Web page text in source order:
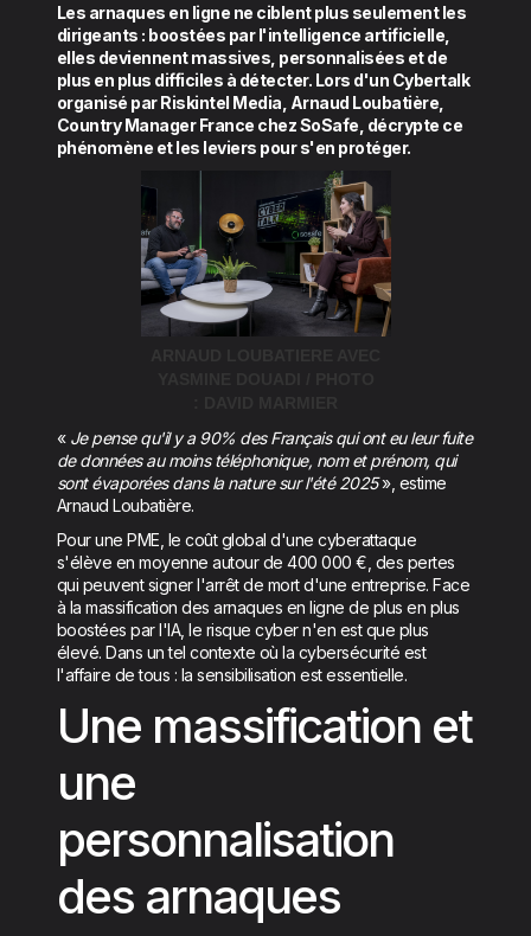
Les arnaques en ligne ne ciblent plus seulement les
dirigeants : boostées par l'intelligence artificielle,
elles deviennent massives, personnalisées et de
plus en plus difficiles à détecter. Lors d'un Cybertalk
organisé par Riskintel Media, Arnaud Loubatière,
Country Manager France chez SoSafe, décrypte ce
phénomène et les leviers pour s'en protéger.
« Je pense qu'il y a 90% des Français qui ont eu leur fuite
de données au moins téléphonique, nom et prénom, qui
sont évaporées dans la nature sur l'été 2025», estime
Arnaud Loubatière.
Pour une PME, le coût global d'une cyberattaque
s'élève en moyenne autour de 400 000 €, des pertes
qui peuvent signer l'arrêt de mort d'une entreprise. Face
à la massification des arnaques en ligne de plus en plus
boostées par l'IA, le risque cyber n'en est que plus
élevé. Dans un tel contexte où la cybersécurité est
l'affaire de tous : la sensibilisation est essentielle.
Une massification et
une
personnalisation
des arnaques